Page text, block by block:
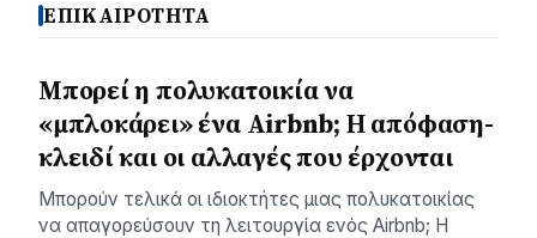
ΕΠΙΚΑΙΡΟΤΗΤΑ
Μπορεί η πολυκατοικία να
«μπλοκάρει» ένα Airbnb; Η απόφαση-
κλειδί και οι αλλαγές που έρχονται
Μπορούν τελικά οι ιδιοκτήτες μιας πολυκατοικίας
να απαγορεύσουν τη λειτουργία ενός Αirbnb; Η